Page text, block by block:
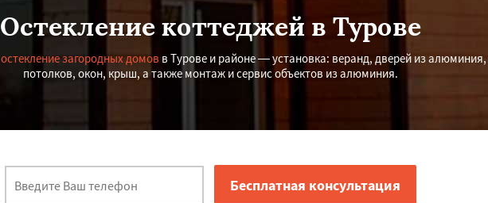
Остекление коттеджей в Турове
остекление загородных домов в Турове и районе — установка: веранд, дверей из
потолков, окон, крыш, а также монтаж и сервис объектов из алюминия.